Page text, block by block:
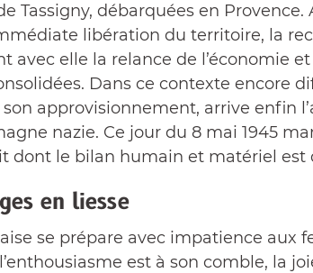
Tassigny, débarquées en Provence.
libération du territoire, la
avec elle la relance de l’économie
Dans ce contexte encore
approvisionnement, arrive enfin
nazie. Ce jour du 8 mai 1945
dont le bilan humain et matériel est
en liesse
se prépare avec impatience aux
est à son comble, la